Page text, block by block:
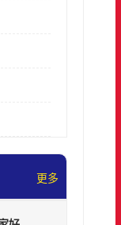
更多